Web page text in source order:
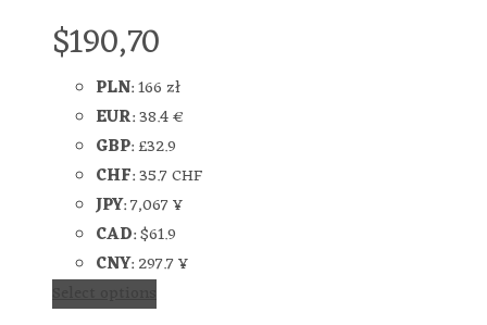
$190,70
PLN:166 zł
EUR:38.4 €
GBP:£32.9
CHF:35.7 CHF
JPY:7,067 ¥
CAD:$61.9
CNY:297.7 ¥